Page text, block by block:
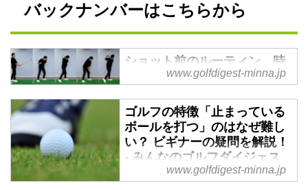
バックナンバーはこちらから
ショット前のルーティン、時
間はどれくらい使っていい？
んなのゴルフダイジェスト
ゴルフを始めたばかりのビギナー
や初心者にとって、スウィングに
ついての疑問は尽きない。埼玉県
草加市のゴルフスクール「Tom's
www.golfdigest-minna.jp
ゴルフの特徴「止まっている
ボールを打つ」のはなぜ難し
い？ ビギナーの疑問を解説！
- みんなのゴルフダイジェス
www.golfdigest-minna.jp